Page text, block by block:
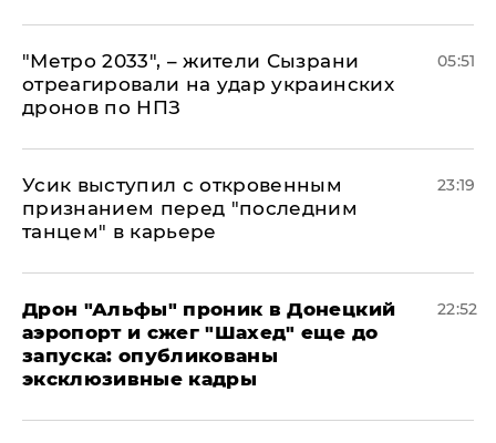
"Метро 2033", – жители Сызрани
отреагировали на удар украинских
дронов по НПЗ
05:51
Усик выступил с откровенным
признанием перед "последним
танцем" в карьере
23:19
Дрон "Альфы" проник в Донецкий
аэропорт и сжег "Шахед" еще до
запуска: опубликованы
эксклюзивные кадры
22:52